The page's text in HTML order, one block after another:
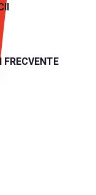
FRECVENTE